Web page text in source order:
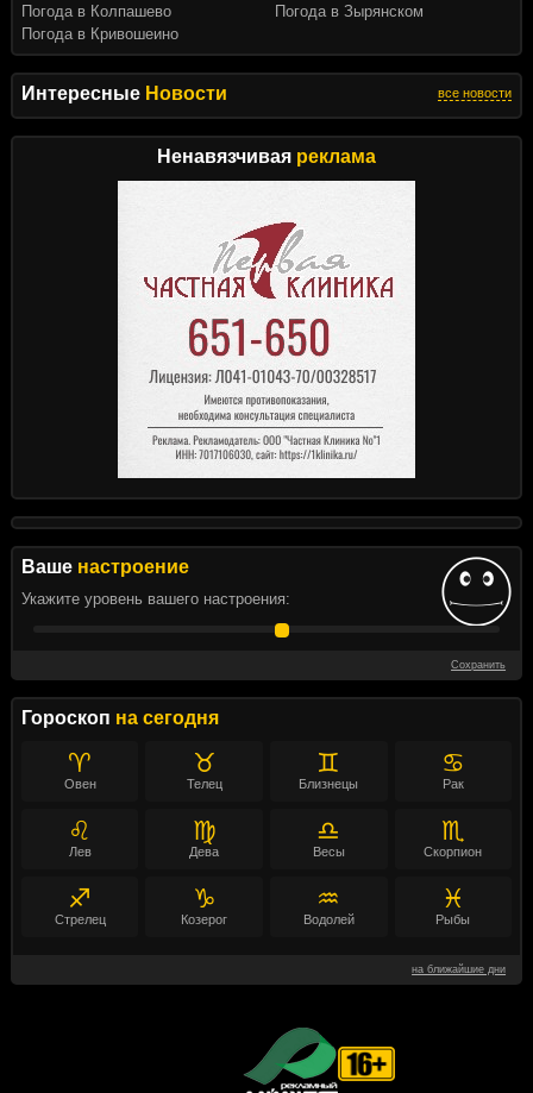
Интересные Новости все новости
Ненавязчивая реклама
Ваше настроение
Укажите уровень вашего настроения:
Сохранить
Гороскоп на сегодня
♈
Овен
♉
Телец
♊
Близнецы
♋
Рак
♌
Лев
♍
Дева
♎
Весы
♏
Скорпион
♐
Стрелец
♑
Козерог
♒
Водолей
♓
Рыбы
на ближайшие дни
Погода в Колпашево
Погода в Кривошеино
Погода в Зырянском